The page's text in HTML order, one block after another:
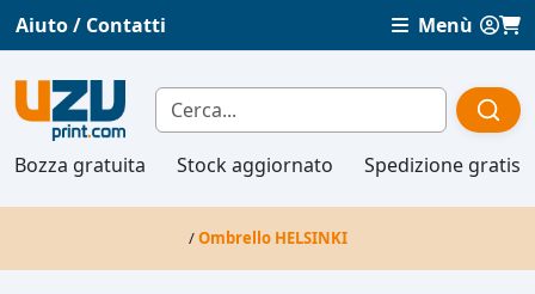
Aiuto / Contatti Menù
Bozza gratuita Stock aggiornato Spedizione gratis
/Ombrello HELSINKI